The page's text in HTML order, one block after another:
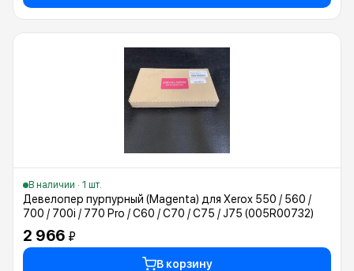
В наличии · 1 шт.
Девелопер пурпурный (Magenta) для Xerox 550 / 560 /
700 / 700i / 770 Pro / C60 / C70 / C75 / J75 (005R00732)
2 966 ₽
В корзину